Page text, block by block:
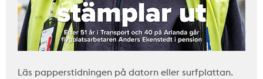
Läs papperstidningen på datorn eller surfplattan.